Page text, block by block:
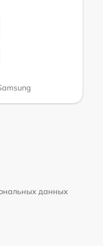
данных